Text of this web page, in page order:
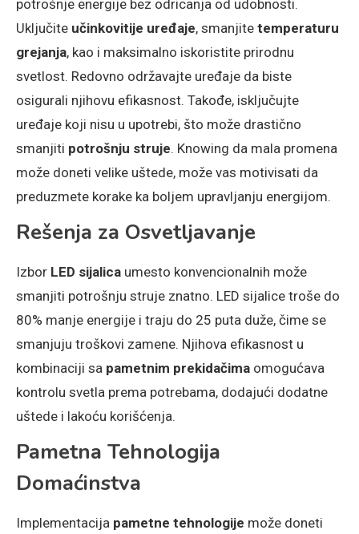
potrošnje energije bez odricanja od udobnosti.
Uključite učinkovitije uređaje, smanjite temperaturu
grejanja, kao i maksimalno iskoristite prirodnu
svetlost. Redovno održavajte uređaje da biste
osigurali njihovu efikasnost. Takođe, isključujte
uređaje koji nisu u upotrebi, što može drastično
smanjiti potrošnju struje. Knowing da mala promena
može doneti velike uštede, može vas motivisati da
preduzmete korake ka boljem upravljanju energijom.
Rešenja za Osvetljavanje
Izbor LED sijalica umesto konvencionalnih može
smanjiti potrošnju struje znatno. LED sijalice troše do
80% manje energije i traju do 25 puta duže, čime se
smanjuju troškovi zamene. Njihova efikasnost u
kombinaciji sa pametnim prekidačima omogućava
kontrolu svetla prema potrebama, dodajući dodatne
uštede i lakoću korišćenja.
Pametna Tehnologija
Domaćinstva
Implementacija pametne tehnologije može doneti